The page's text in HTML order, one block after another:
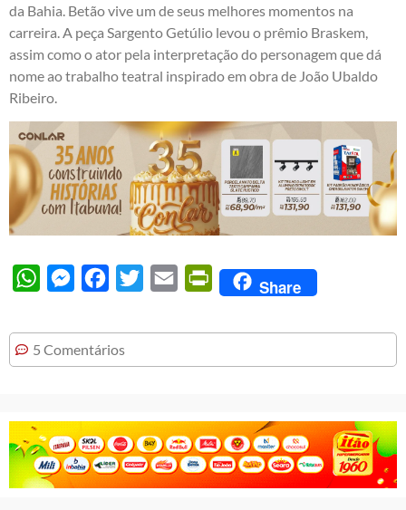
da Bahia. Betão vive um de seus melhores momentos na
carreira. A peça Sargento Getúlio levou o prêmio Braskem,
assim como o ator pela interpretação do personagem que dá
nome ao trabalho teatral inspirado em obra de João Ubaldo
Ribeiro.
WhatsAppMessengerFacebook
Twitter Email PrintFriendly
Share
5 Comentários